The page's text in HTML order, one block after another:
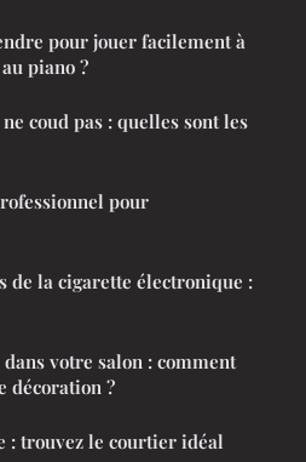
pour jouer facilement à
piano ?
coud pas : quelles sont les
pour
de la cigarette électronique :
votre salon : comment
décoration ?
: trouvez le courtier idéal